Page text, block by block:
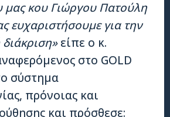
μας κου Γιώργου Πατούλη
ευχαριστήσουμε για την
διάκριση»είπε ο κ.
στο GOLD
σύστημα
πρόνοιας και
και πρόσθεσε: